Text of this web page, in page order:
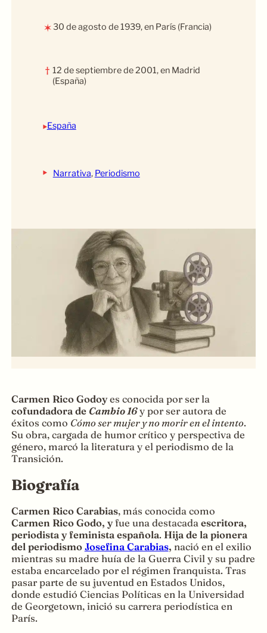
✶30 de agosto de 1939, en París (Francia)
† 12 de septiembre de 2001, en Madrid
(España)
‣España
‣ Narrativa, Periodismo
Carmen Rico Godoyes conocida por ser la
cofundadora de Cambio 16 y por ser autora de
éxitos como Cómo ser mujer y no morir en el intento.
Su obra, cargada de humor crítico y perspectiva de
género, marcó la literatura y el periodismo de la
Transición.
Biografía
Carmen Rico Carabias, más conocida como
Carmen Rico Godo, yfue una destacada escritora,
periodista y feminista española. Hija de la pionera
del periodismo Josefina Carabias, nació en el exilio
mientras su madre huía de la Guerra Civil y su padre
estaba encarcelado por el régimen franquista. Tras
pasar parte de su juventud en Estados Unidos,
donde estudió Ciencias Políticas en la Universidad
de Georgetown, inició su carrera periodística en
París.